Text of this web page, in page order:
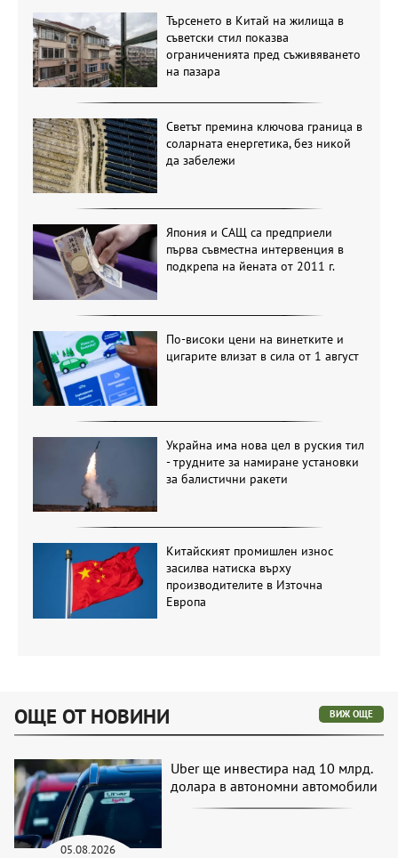
Търсенето в Китай на жилища в
съветски стил показва
ограниченията пред съживяването
на пазара
Светът премина ключова граница в
соларната енергетика, без никой
да забележи
Япония и САЩ са предприели
първа съвместна интервенция в
подкрепа на йената от 2011 г.
По-високи цени на винетките и
цигарите влизат в сила от 1 август
Украйна има нова цел в руския тил
- трудните за намиране установки
за балистични ракети
Китайският промишлен износ
засилва натиска върху
производителите в Източна
Европа
ОЩЕ ОТ НОВИНИ ВИЖ ОЩЕ
05.08.2026
Uber ще инвестира над 10 млрд.
долара в автономни автомобили